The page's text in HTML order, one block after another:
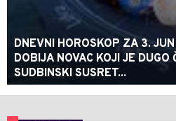
DNEVNI HOROSKOP ZA 3.
DOBIJA NOVAC KOJI JE DUGO
SUDBINSKI SUSRET...